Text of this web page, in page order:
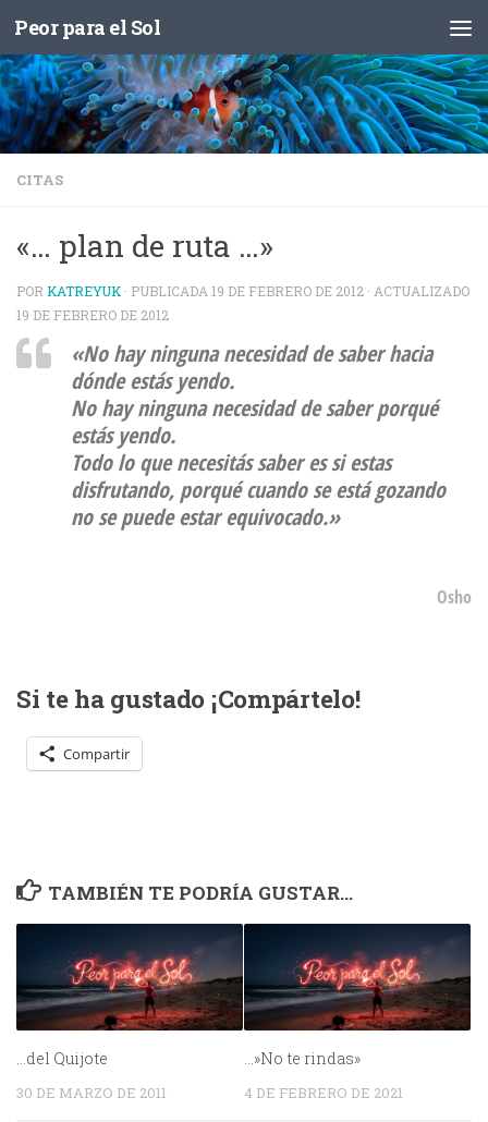
Saltar al contenido
Peor para el Sol
CITAS
«… plan de ruta …»
POR KATREYUK · PUBLICADA 19 DE FEBRERO DE 2012 · ACTUALIZADO
19 DE FEBRERO DE 2012
«No hay ninguna necesidad de saber hacia
dónde estás yendo.
No hay ninguna necesidad de saber porqué
estás yendo.
Todo lo que necesitás saber es si estas
disfrutando, porqué cuando se está gozando
no se puede estar equivocado.»
Osho
Si te ha gustado ¡Compártelo!
Compartir
TAMBIÉN TE PODRÍA GUSTAR...
…del Quijote
30 DE MARZO DE 2011
…»No te rindas»
4 DE FEBRERO DE 2021